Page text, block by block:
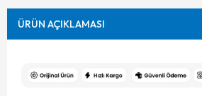
ÜRÜN AÇIKLAMASI